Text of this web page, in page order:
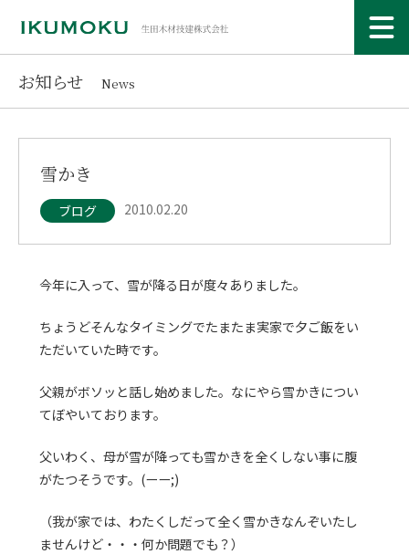
お知らせ News
雪かき
ブログ 2010.02.20
今年に入って、雪が降る日が度々ありました。
ちょうどそんなタイミングでたまたま実家で夕ご飯をい
ただいていた時です。
父親がボソッと話し始めました。なにやら雪かきについ
てぼやいております。
父いわく、母が雪が降っても雪かきを全くしない事に腹
がたつそうです。(ーー;)
（我が家では、わたくしだって全く雪かきなんぞいたし
ませんけど・・・何か問題でも？）